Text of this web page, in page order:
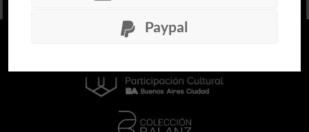
Paypal